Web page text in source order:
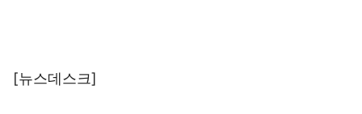
[뉴스데스크]